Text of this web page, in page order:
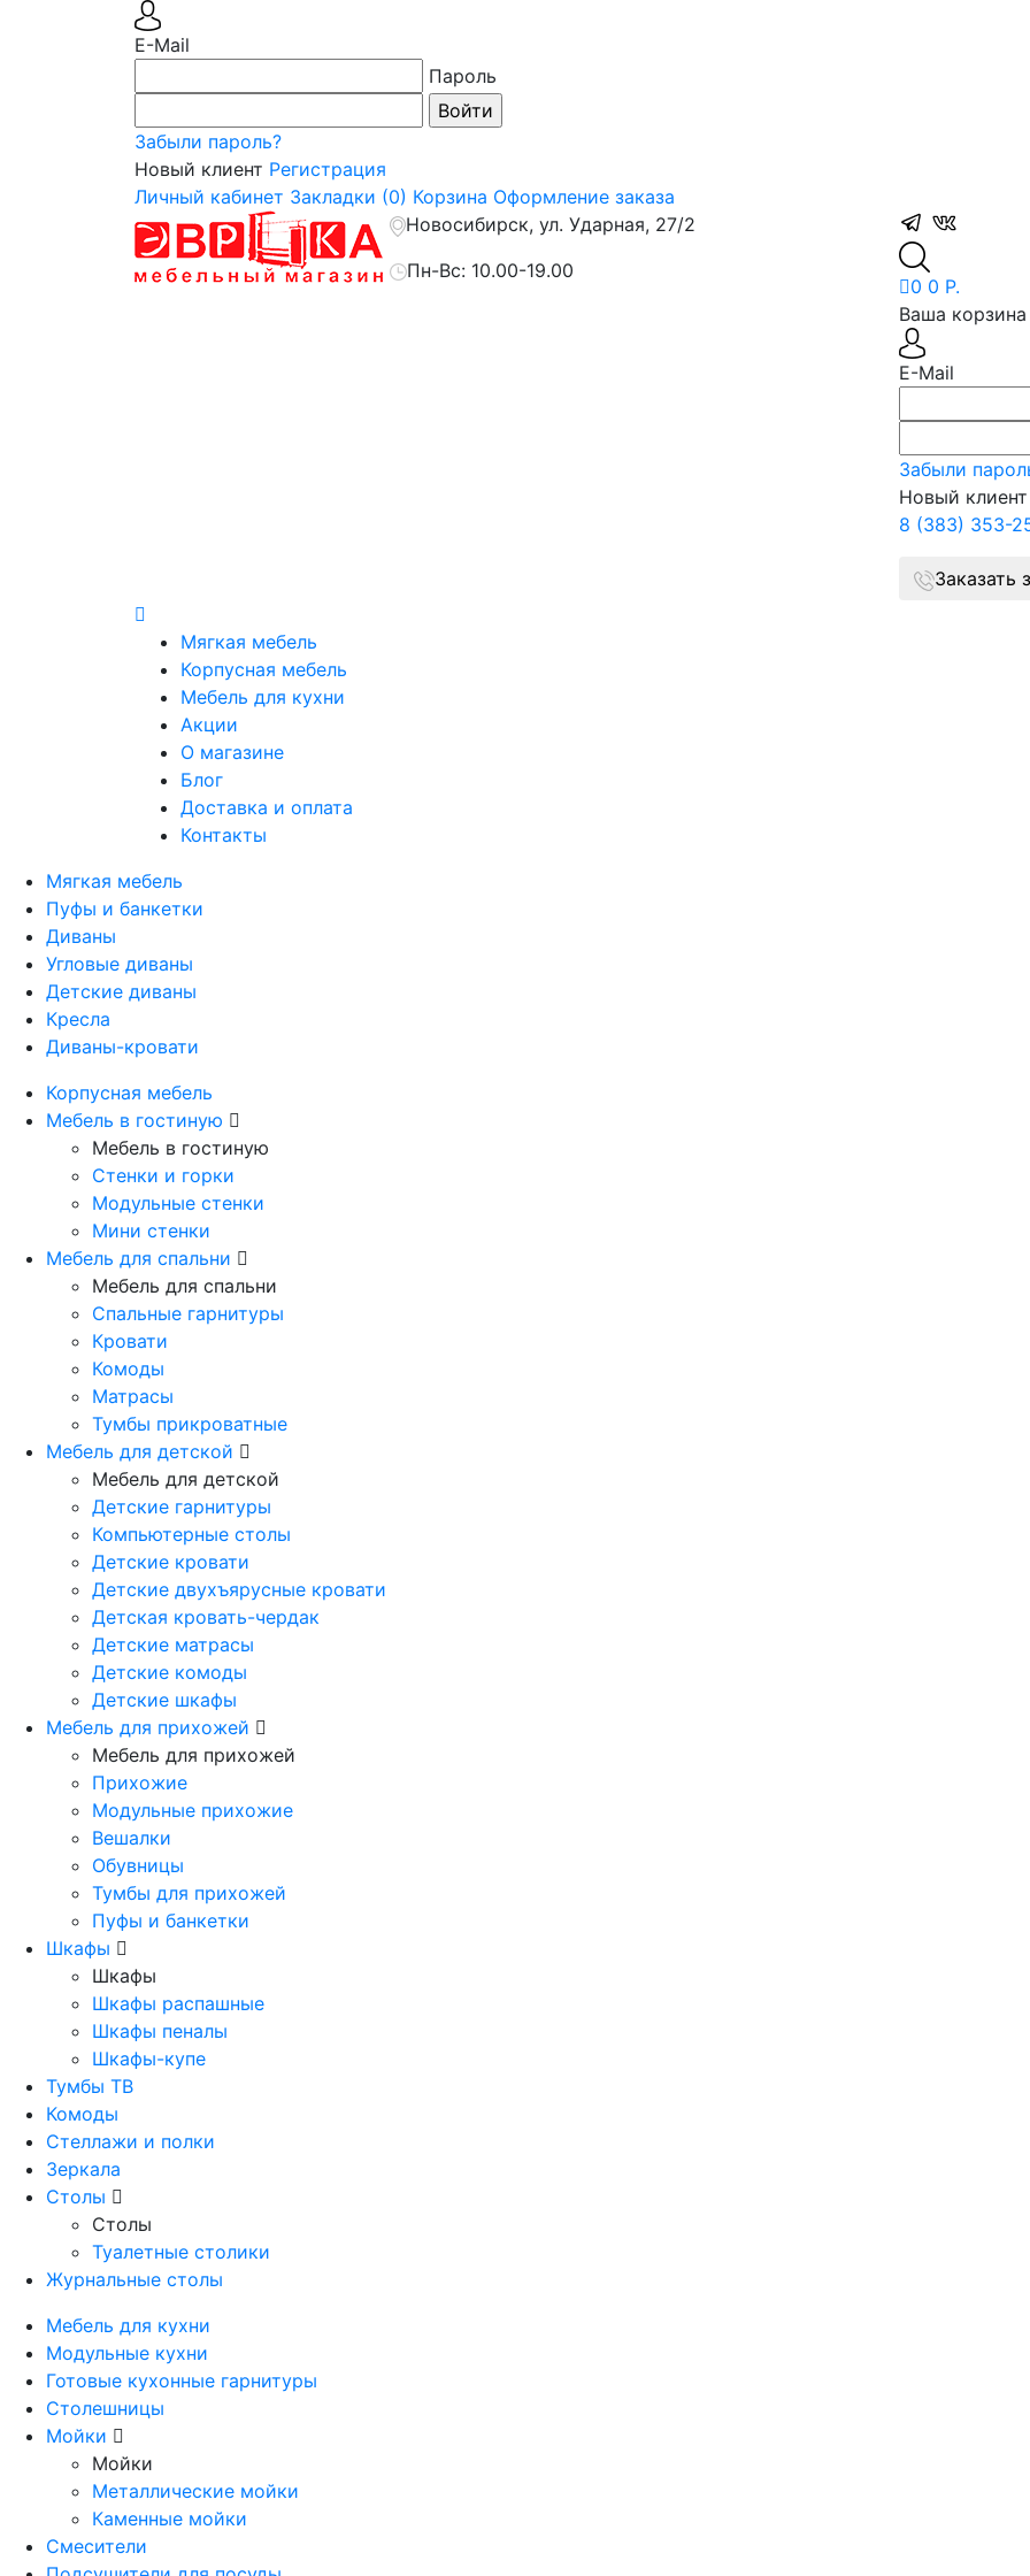
E-Mail
Пароль
Забыли пароль?
Новый клиент Регистрация
Личный кабинет Закладки (0) Корзина Оформление заказа
Новосибирск, ул. Ударная, 27/2
Пн-Вс: 10.00-19.00
0 0 Р.
Ваша корзина
E-Mail
Забыли
Новый клиент
8 (383) 353-
Заказать
Мягкая мебель
Корпусная мебель
Мебель для кухни
Акции
О магазине
Блог
Доставка и оплата
Контакты
Мягкая мебель
Пуфы и банкетки
Диваны
Угловые диваны
Детские диваны
Кресла
Диваны-кровати
Корпусная мебель
Мебель в гостиную
Мебель в гостиную
Стенки и горки
Модульные стенки
Мини стенки
Мебель для спальни
Мебель для спальни
Спальные гарнитуры
Кровати
Комоды
Матрасы
Тумбы прикроватные
Мебель для детской
Мебель для детской
Детские гарнитуры
Компьютерные столы
Детские кровати
Детские двухъярусные кровати
Детская кровать-чердак
Детские матрасы
Детские комоды
Детские шкафы
Мебель для прихожей
Мебель для прихожей
Прихожие
Модульные прихожие
Вешалки
Обувницы
Тумбы для прихожей
Пуфы и банкетки
Шкафы
Шкафы
Шкафы распашные
Шкафы пеналы
Шкафы-купе
Тумбы ТВ
Комоды
Стеллажи и полки
Зеркала
Столы
Столы
Туалетные столики
Журнальные столы
Мебель для кухни
Модульные кухни
Готовые кухонные гарнитуры
Столешницы
Мойки
Мойки
Металлические мойки
Каменные мойки
Смесители